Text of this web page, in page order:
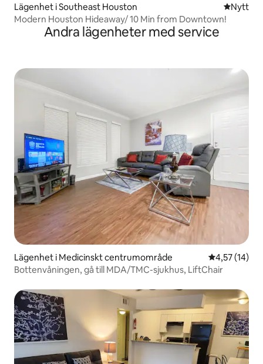
Lägenhet i Southeast Houston NyttNytt
Modern Houston Hideaway/ 10 Min from Downtown!
Andra lägenheter med service
Lägenhet i Medicinskt centrumområde 4,57 av 5 i
4,57 (14)
Bottenvåningen, gå till MDA/TMC-sjukhus, LiftChair